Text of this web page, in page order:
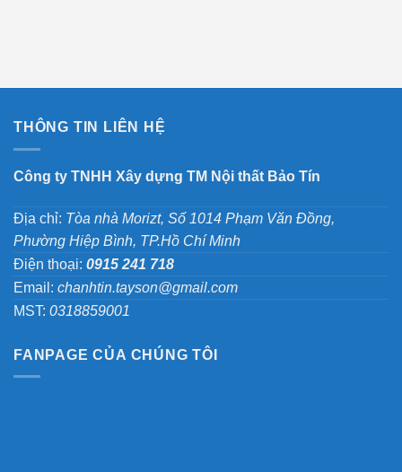
THÔNG TIN LIÊN HỆ
Công ty TNHH Xây dựng TM Nội thất Bảo Tín
Địa chỉ: Tòa nhà Morizt, Số 1014 Phạm Văn Đồng,
Phường Hiệp Bình, TP.Hồ Chí Minh
Điện thoại: 0915 241 718
Email: chanhtin.tayson@gmail.com
MST: 0318859001
FANPAGE CỦA CHÚNG TÔI